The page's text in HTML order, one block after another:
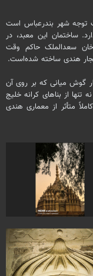
توجه شهر بندرعباس است
ساختمان این معبد، در
سعدالملکحاکم وقت
هندی ساخته شده‌است.
گوش میانی که بر روی آن
از بناهای کرانه خلیج
متأثر از معماری هندی